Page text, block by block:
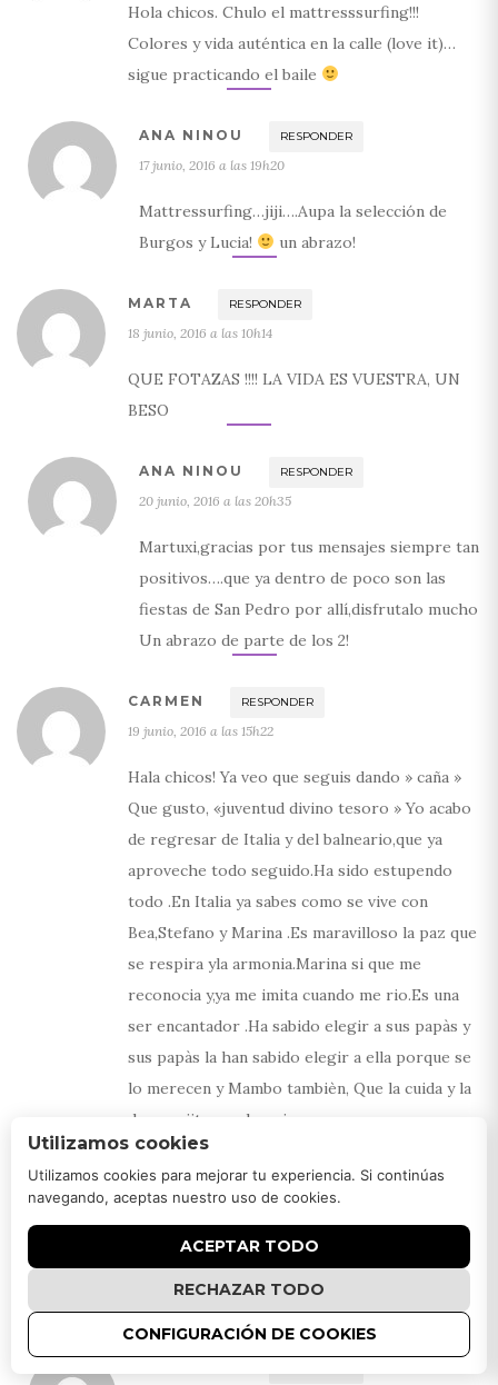
Hola chicos. Chulo el mattresssurfing!!!
Colores y vida auténtica en la calle (love it)…
sigue practicando el baile
ANA NINOU RESPONDER
17 junio, 2016 a las 19h20
Mattressurfing…jiji….Aupa la selección de
Burgos y Lucia!
un abrazo!
MARTA RESPONDER
18 junio, 2016 a las 10h14
QUE FOTAZAS !!!! LA VIDA ES VUESTRA, UN
BESO
ANA NINOU RESPONDER
20 junio, 2016 a las 20h35
Martuxi,gracias por tus mensajes siempre tan
positivos….que ya dentro de poco son las
fiestas de San Pedro por allí,disfrutalo mucho
Un abrazo de parte de los 2!
CARMEN RESPONDER
19 junio, 2016 a las 15h22
Hala chicos! Ya veo que seguis dando » caña »
Que gusto, «juventud divino tesoro » Yo acabo
de regresar de Italia y del balneario,que ya
aproveche todo seguido.Ha sido estupendo
todo .En Italia ya sabes como se vive con
Bea,Stefano y Marina .Es maravilloso la paz que
se respira yla armonia.Marina si que me
reconocia y,ya me imita cuando me rio.Es una
ser encantador .Ha sabido elegir a sus papàs y
sus papàs la han sabido elegir a ella porque se
lo merecen y Mambo tambièn, Que la cuida y la
da masajitos en los pies.
En el balneario con tìa Rosa y tio Paco muy bien
y hemos conocido gente encantadora.Todo
genial ! Ahora curandome el trancazo que, he
cogido con el aire acondicionado del autobus a
Burgos.Hasta pronto y a seguir disfrutando!
Utilizamos cookies
Utilizamos cookies para mejorar tu experiencia. Si continúas
navegando, aceptas nuestro uso de cookies.
ACEPTAR TODO
RECHAZAR TODO
CONFIGURACIÓN DE COOKIES